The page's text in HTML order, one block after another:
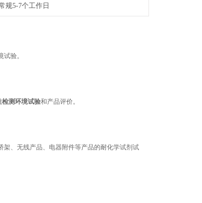
规5-7个工作日
验。
检测环境试验和产品评价。
、无线产品、电器附件等产品的耐化学试剂试